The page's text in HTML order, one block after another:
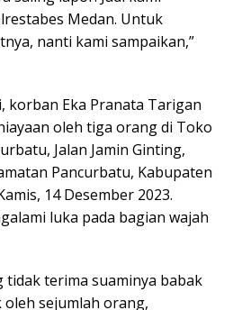
Medan. Untuk
nanti kami sampaikan,”
korban Eka Pranata Tarigan
oleh tiga orang di Toko
Jalan Jamin Ginting,
Pancurbatu, Kabupaten
14 Desember 2023.
luka pada bagian wajah
tidak terima suaminya babak
sejumlah orang,